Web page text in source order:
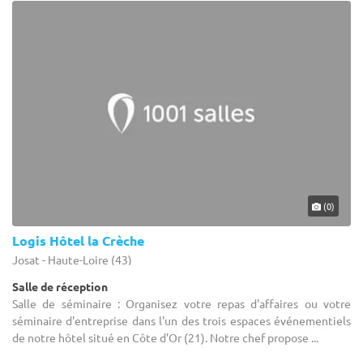
(0)
Logis Hôtel la Crèche
Josat - Haute-Loire (43)
Salle de réception
Salle de séminaire : Organisez votre repas d'affaires ou votre
séminaire d'entreprise dans l'un des trois espaces événementiels
de notre hôtel situé en Côte d'Or (21). Notre chef propose ...